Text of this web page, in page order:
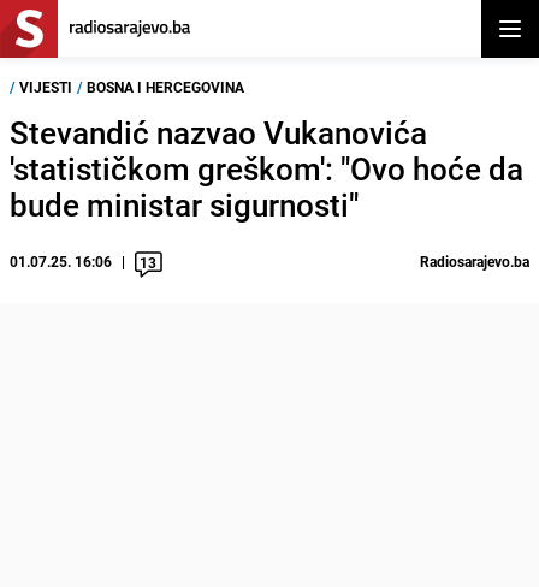
/ VIJESTI / BOSNA I HERCEGOVINA
Stevandić nazvao Vukanovića
'statističkom greškom': "Ovo hoće da
bude ministar sigurnosti"
01.07.25. 16:06 13 Radiosarajevo.ba